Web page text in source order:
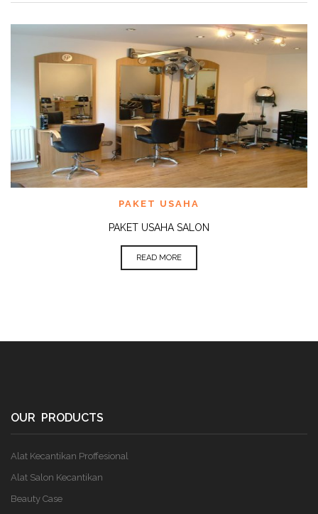
PAKET USAHA
PAKET USAHA SALON
READ MORE
OUR PRODUCTS
Alat Kecantikan Proffesional
Alat Salon Kecantikan
Beauty Case